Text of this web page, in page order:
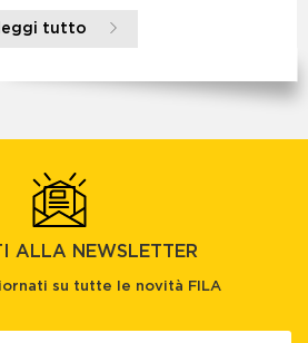
leggi tutto
ALLA NEWSLETTER
su tutte le novità FILA